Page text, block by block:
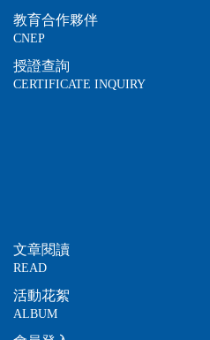
教育合作夥伴
CNEP
授證查詢
CERTIFICATE INQUIRY
文章閱讀
READ
活動花絮
ALBUM